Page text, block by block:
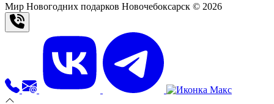
Мир Новогодних подарков Новочебоксарск © 2026